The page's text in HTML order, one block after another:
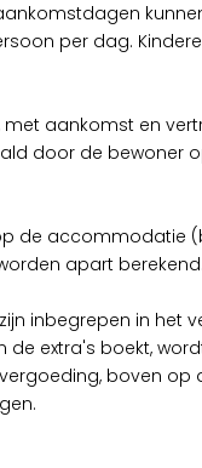
per dag.
aankomst en
door de bewoner
de accommodatie
apart berekend.
inbegrepen in het
extra's boekt,
boven op